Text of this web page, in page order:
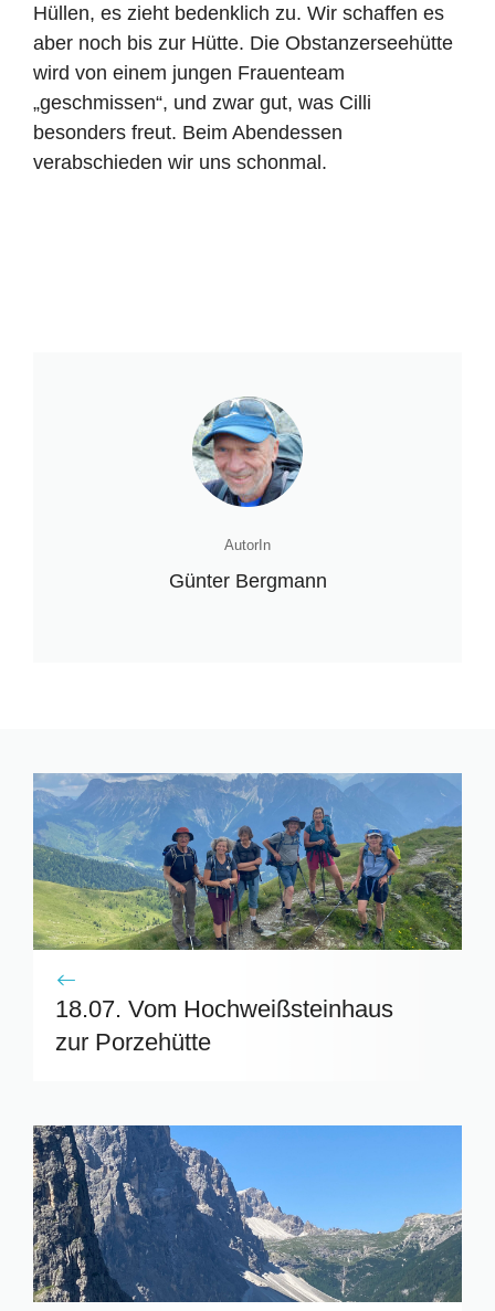
Hüllen, es zieht bedenklich zu. Wir schaffen es
aber noch bis zur Hütte. Die Obstanzerseehütte
wird von einem jungen Frauenteam
„geschmissen“, und zwar gut, was Cilli
besonders freut. Beim Abendessen
verabschieden wir uns schonmal.
AutorIn
Günter Bergmann
18.07. Vom Hochweißsteinhaus
zur Porzehütte